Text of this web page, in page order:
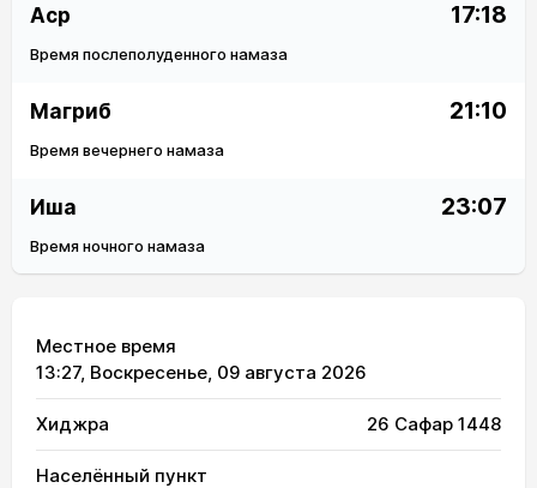
Аср 17:18
Время послеполуденного намаза
Магриб 21:10
Время вечернего намаза
Иша 23:07
Время ночного намаза
Местное время
13:27, Воскресенье, 09 августа 2026
Хиджра 26 Сафар 1448
Населённый пункт